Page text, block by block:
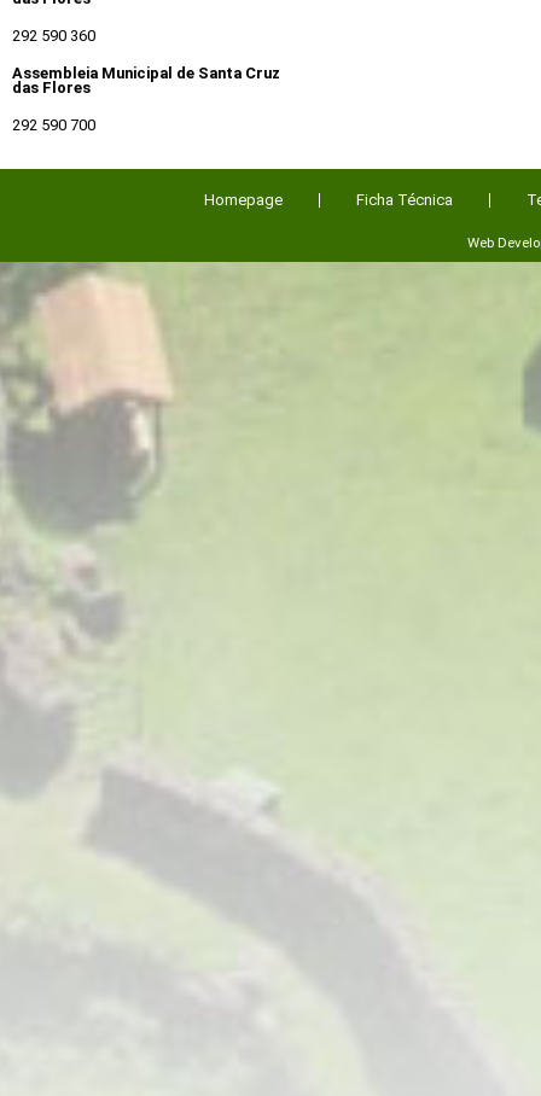
292 590 360
Assembleia Municipal de Santa Cruz
das Flores
292 590 700
Homepage Ficha Técnica
Web